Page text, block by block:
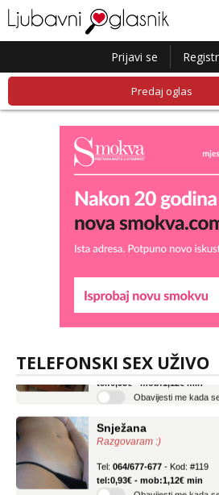
Prijavi se
Predaj oglas
TELEFONSKI SEX UŽIVO
Tel: 064/677-677
- Kod: #04
Obavijesti me kada
Snježana
Razgovaram :)
tel:0,93€ - mob:1,12€ min
Obavijesti me kada